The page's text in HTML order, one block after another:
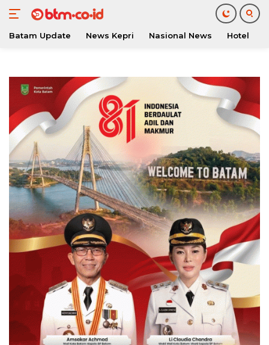
konten
Batam Update News Kepri Nasional News Hotel